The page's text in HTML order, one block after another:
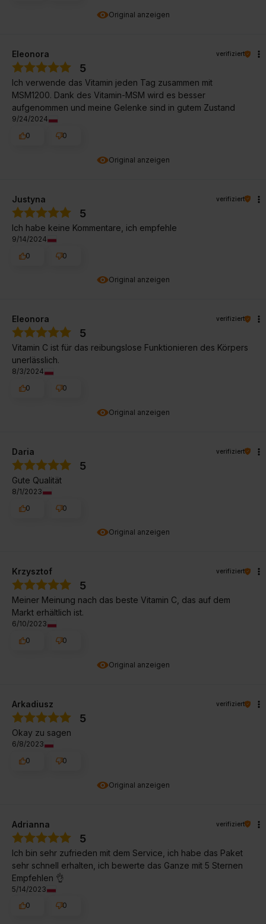
Original anzeigen
Original anzeigen
Eleonora verifiziert
5
Ich verwende das Vitamin jeden Tag zusammen mit
MSM1200. Dank des Vitamin-MSM wird es besser
aufgenommen und meine Gelenke sind in gutem Zustand
9/24/2024
0
0
Original anzeigen
Justyna verifiziert
5
Ich habe keine Kommentare, ich empfehle
9/14/2024
0
0
Original anzeigen
Eleonora verifiziert
5
Vitamin C ist für das reibungslose Funktionieren des Körpers
unerlässlich.
8/3/2024
0
0
Original anzeigen
Daria verifiziert
5
Gute Qualität
8/1/2023
0
0
Original anzeigen
Krzysztof verifiziert
5
Meiner Meinung nach das beste Vitamin C, das auf dem
Markt erhältlich ist.
6/10/2023
0
0
Original anzeigen
Arkadiusz verifiziert
5
Okay zu sagen
6/8/2023
0
0
Adrianna verifiziert
5
Ich bin sehr zufrieden mit dem Service, ich habe das Paket
sehr schnell erhalten, ich bewerte das Ganze mit 5 Sternen
Empfehlen 👌
5/14/2023
0
0